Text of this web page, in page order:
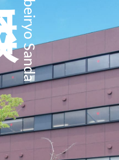
Kobeiryo Sanda